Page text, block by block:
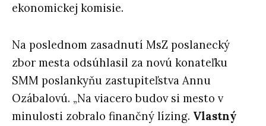
ekonomickej komisie.
Na poslednom zasadnutí MsZ poslanecký
zbor mesta odsúhlasil za novú konateľku
SMM poslankyňu zastupiteľstva Annu
Ozábalovú. „Na viacero budov si mesto v
minulosti zobralo finančný lízing. Vlastný